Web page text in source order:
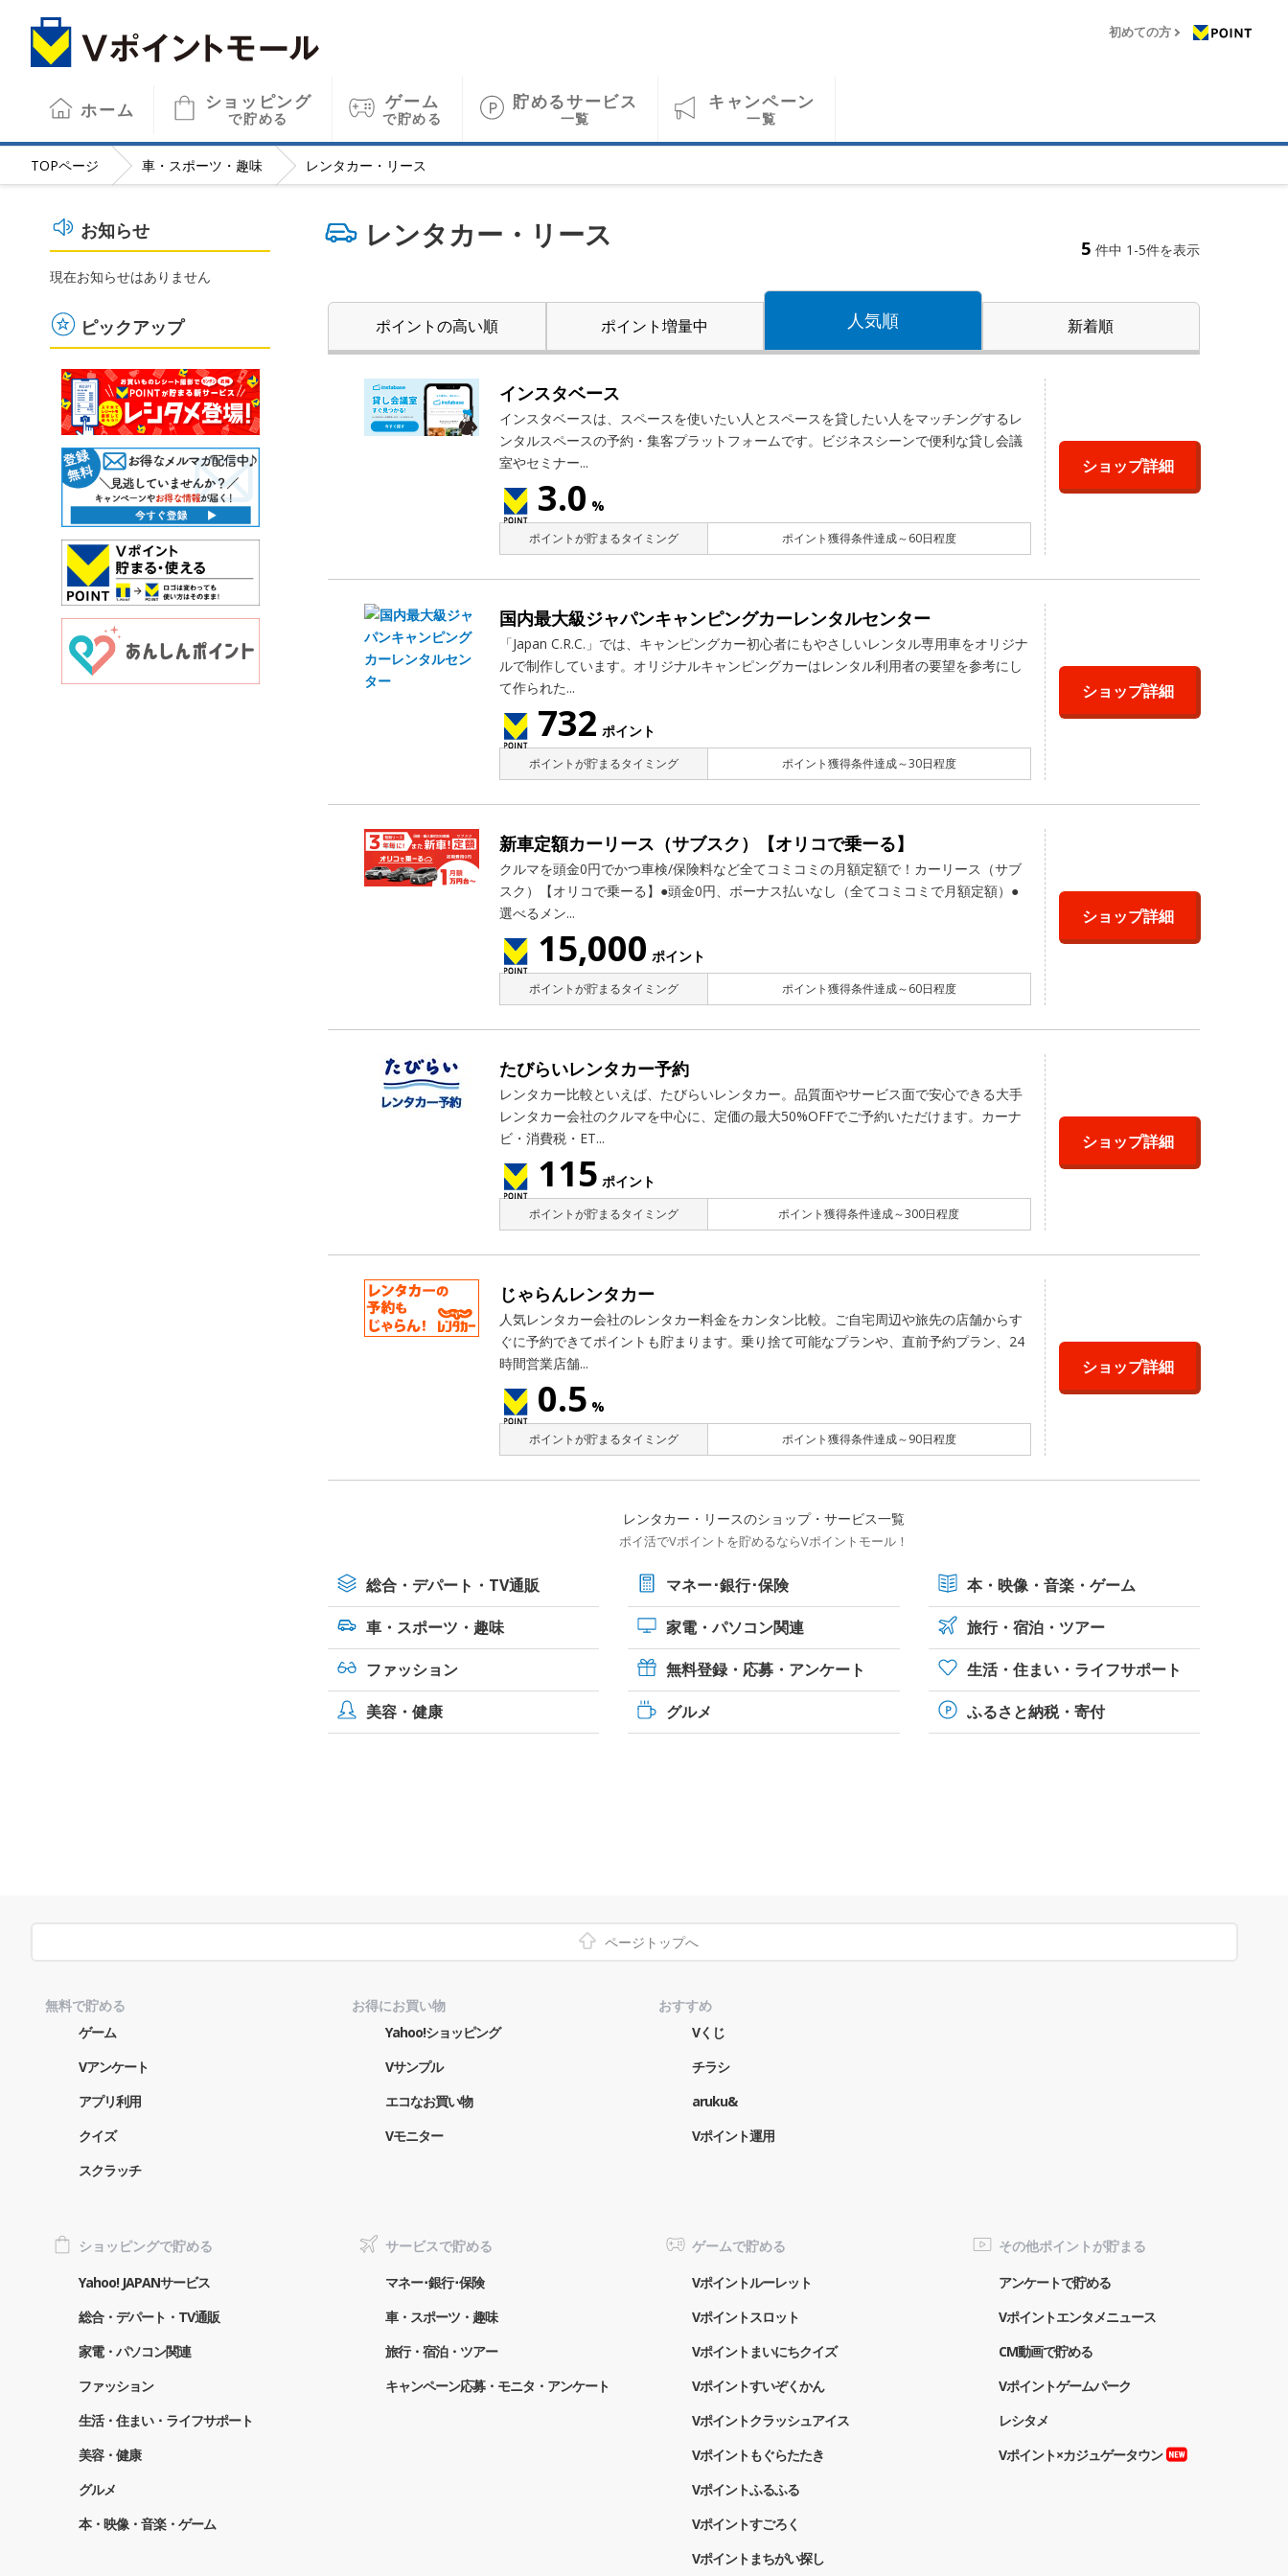
初めての方
ホーム ショッピング
で貯める
ゲーム
で貯める
貯めるサービス
一覧
キャンペーン
一覧
TOPページ 車・スポーツ・趣味 レンタカー・リース
レンタカー・リース 5 件中 1-5件を表示
ポイントの高い順 ポイント増量中 人気順 新着順
インスタベース
インスタベースは、スペースを使いたい人とスペースを貸したい人をマッチングするレ
ンタルスペースの予約・集客プラットフォームです。ビジネスシーンで便利な貸し会議
室やセミナー...
3.0 %
ポイントが貯まるタイミング ポイント獲得条件達成～60日程度
ショップ詳細
国内最大級ジャパンキャンピングカーレンタルセンター
「Japan C.R.C.」では、キャンピングカー初心者にもやさしいレンタル専用車をオリジナ
ルで制作しています。オリジナルキャンピングカーはレンタル利用者の要望を参考にし
て作られた...
732 ポイント
ポイントが貯まるタイミング ポイント獲得条件達成～30日程度
ショップ詳細
新車定額カーリース（サブスク）【オリコで乗ーる】
クルマを頭金0円でかつ車検/保険料など全てコミコミの月額定額で！カーリース（サブ
スク）【オリコで乗ーる】●頭金0円、ボーナス払いなし（全てコミコミで月額定額）●
選べるメン...
15,000 ポイント
ポイントが貯まるタイミング ポイント獲得条件達成～60日程度
ショップ詳細
たびらいレンタカー予約
レンタカー比較といえば、たびらいレンタカー。品質面やサービス面で安心できる大手
レンタカー会社のクルマを中心に、定価の最大50%OFFでご予約いただけます。カーナ
ビ・消費税・ET...
115 ポイント
ポイントが貯まるタイミング ポイント獲得条件達成～300日程度
ショップ詳細
じゃらんレンタカー
人気レンタカー会社のレンタカー料金をカンタン比較。ご自宅周辺や旅先の店舗からす
ぐに予約できてポイントも貯まります。乗り捨て可能なプランや、直前予約プラン、24
時間営業店舗...
0.5 %
ポイントが貯まるタイミング ポイント獲得条件達成～90日程度
ショップ詳細
レンタカー・リースのショップ・サービス一覧
ポイ活でVポイントを貯めるならVポイントモール！
総合・デパート・TV通販 マネー･銀行･保険 本・映像・ 音楽・ゲーム
車・スポーツ・ 趣味 家電・パソコン関連
旅行・宿泊・ツアー
ファッション
無料登録・応募・アンケート
生活・住まい・ライフサポート
美容・健康
グルメ ふるさと納税・寄付
お知らせ
現在お知らせはありません
ピックアップ
ページトップへ
無料で貯める
ゲーム
Vアンケート
アプリ利用
クイズ
スクラッチ
お得にお買い物
Yahoo!ショッピング
Vサンプル
エコなお買い物
Vモニター
おすすめ
Vくじ
チラシ
aruku&
Vポイント運用
ショッピングで貯める
Yahoo! JAPANサービス
総合・デパート・TV通販
家電・パソコン関連
ファッション
生活・住まい・ライフサポート
美容・健康
グルメ
本・映像・音楽・ゲーム
サービスで貯める
マネー･銀行･保険
車・スポーツ・趣味
旅行・宿泊・ツアー
キャンペーン応募・モニタ・アンケート
ゲームで貯める
Vポイントルーレット
Vポイントスロット
Vポイントまいにちクイズ
Vポイントすいぞくかん
Vポイントクラッシュアイス
Vポイントもぐらたたき
Vポイントふるふる
Vポイントすごろく
Vポイントまちがい探し
その他ポイントが貯まる
アンケートで貯める
Vポイントエンタメニュース
CM動画で貯める
Vポイントゲームパーク
レシタメ
Vポイント×カジュゲータウン